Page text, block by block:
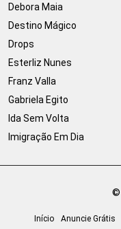
Debora Maia
Destino Mágico
Drops
Esterliz Nunes
Franz Valla
Gabriela Egito
Ida Sem Volta
Imigração Em Dia
©
Início Anuncie Grátis